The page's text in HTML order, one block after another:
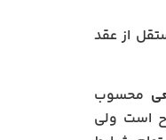
از عقد
محسوب
است ولی